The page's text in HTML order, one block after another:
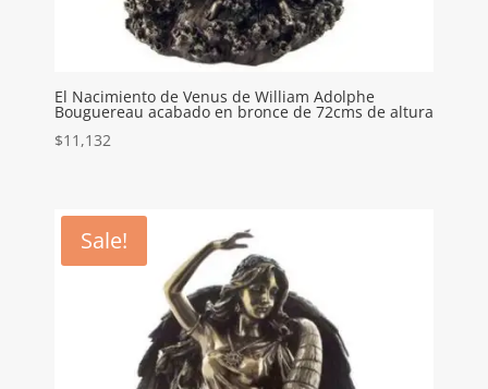
El Nacimiento de Venus de William Adolphe
Bouguereau acabado en bronce de 72cms de altura
$11,132
Sale!